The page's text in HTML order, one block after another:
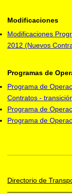
Modificaciones
Modificaciones
2012 (Nuevos
Programas de
Programa de
Contratos -
Programa de
Programa de
Directorio de